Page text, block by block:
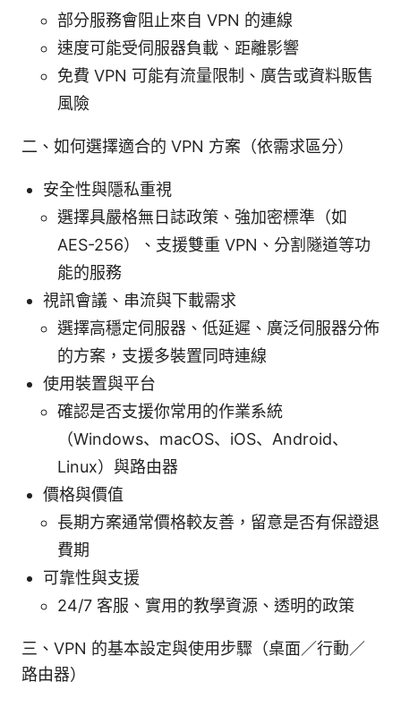
部分服務會阻止來自 VPN 的連線
速度可能受伺服器負載、距離影響
免費 VPN 可能有流量限制、廣告或資料販售
風險
二、如何選擇適合的 VPN 方案（依需求區分）
安全性與隱私重視
選擇具嚴格無日誌政策、強加密標準（如
AES-256）、支援雙重 VPN、分割隧道等功
能的服務
視訊會議、串流與下載需求
選擇高穩定伺服器、低延遲、廣泛伺服器分佈
的方案，支援多裝置同時連線
使用裝置與平台
確認是否支援你常用的作業系統
（Windows、macOS、iOS、Android、
Linux）與路由器
價格與價值
長期方案通常價格較友善，留意是否有保證退
費期
可靠性與支援
24/7 客服、實用的教學資源、透明的政策
三、VPN 的基本設定與使用步驟（桌面／行動／
路由器）